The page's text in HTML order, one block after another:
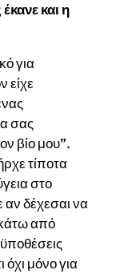
και η
για
είχε
σας
βίο μου”.
τίποτα
στο
αν δέχεσαι να
από
όχι μόνο για